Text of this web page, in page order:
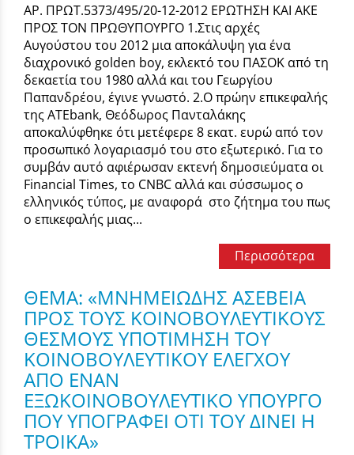
ΑΡ. ΠΡΩΤ.5373/495/20-12-2012 ΕΡΩΤΗΣΗ ΚΑΙ ΑΚΕ
ΠΡΟΣ ΤΟΝ ΠΡΩΘΥΠΟΥΡΓΟ 1.Στις αρχές
Αυγούστου του 2012 μια αποκάλυψη για ένα
διαχρονικό golden boy, εκλεκτό του ΠΑΣΟΚ από τη
δεκαετία του 1980 αλλά και του Γεωργίου
Παπανδρέου, έγινε γνωστό. 2.Ο πρώην επικεφαλής
της ATEbank, Θεόδωρος Πανταλάκης
αποκαλύφθηκε ότι μετέφερε 8 εκατ. ευρώ από τον
προσωπικό λογαριασμό του στο εξωτερικό. Για το
συμβάν αυτό αφιέρωσαν εκτενή δημοσιεύματα οι
Financial Times, το CNBC αλλά και σύσσωμος ο
ελληνικός τύπος, με αναφορά στο ζήτημα του πως
ο επικεφαλής μιας...
Περισσότερα
ΘΕΜΑ: «ΜΝΗΜΕΙΩΔΗΣ ΑΣΕΒΕΙΑ
ΠΡΟΣ ΤΟΥΣ ΚΟΙΝΟΒΟΥΛΕΥΤΙΚΟΥΣ
ΘΕΣΜΟΥΣ ΥΠΟΤΙΜΗΣΗ ΤΟΥ
ΚΟΙΝΟΒΟΥΛΕΥΤΙΚΟΥ ΕΛΕΓΧΟΥ
ΑΠΟ ΕΝΑΝ
ΕΞΩΚΟΙΝΟΒΟΥΛΕΥΤΙΚΟ ΥΠΟΥΡΓΟ
ΠΟΥ ΥΠΟΓΡΑΦΕΙ ΟΤΙ ΤΟΥ ΔΙΝΕΙ Η
ΤΡΟΙΚΑ»